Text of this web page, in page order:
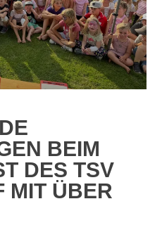
BEIM
DES TSV
MIT ÜBER